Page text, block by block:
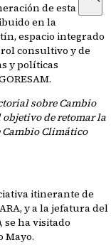
de esta
en la
espacio integrado
consultivo y de
y políticas
sobre Cambio
de retomar la
Cambio Climático
itinerante de
y a la jefatura del
se ha visitado
Mayo.